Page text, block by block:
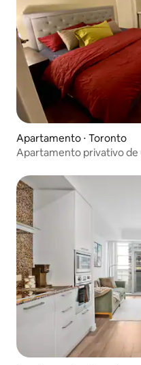
Apartamento ⋅ Toronto
Apartamento privativo